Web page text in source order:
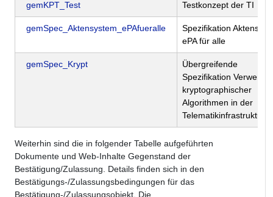
gemKPT_Test Testkonzept der TI
gemSpec_Aktensystem_ePAfueralle
Spezifikation
ePA für alle
gemSpec_Krypt
Übergreifende
Spezifikation
kryptographischer
Algorithmen in der
Telematikinfrastruktur
Weiterhin sind die in folgender Tabelle aufgeführten
Dokumente und Web-Inhalte Gegenstand der
Bestätigung/Zulassung. Details finden sich in den
Bestätigungs-/Zulassungsbedingungen für das
Bestätigung-/Zulassungsobjekt. Die